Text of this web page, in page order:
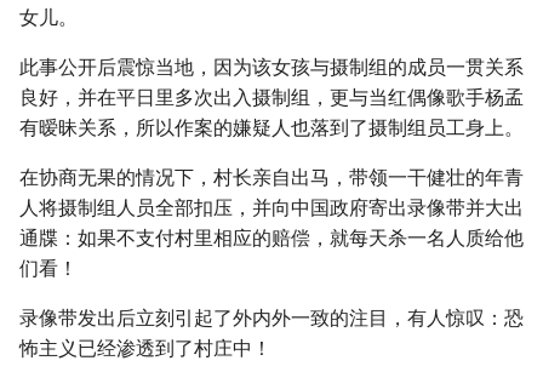
女儿。
此事公开后震惊当地，因为该女孩与摄制组的成员一贯关系
良好，并在平日里多次出入摄制组，更与当红偶像歌手杨孟
有暧昧关系，所以作案的嫌疑人也落到了摄制组员工身上。
在协商无果的情况下，村长亲自出马，带领一干健壮的年青
人将摄制组人员全部扣压，并向中国政府寄出录像带并大出
通牒：如果不支付村里相应的赔偿，就每天杀一名人质给他
们看！
录像带发出后立刻引起了外内外一致的注目，有人惊叹：恐
怖主义已经渗透到了村庄中！